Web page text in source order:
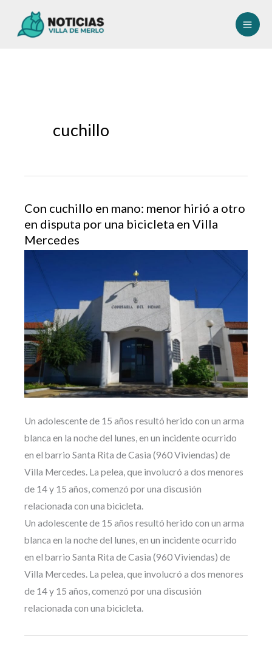
cuchillo
Con cuchillo en mano: menor hirió a otro
en disputa por una bicicleta en Villa
Mercedes
Un adolescente de 15 años resultó herido con un arma
blanca en la noche del lunes, en un incidente ocurrido
en el barrio Santa Rita de Casia (960 Viviendas) de
Villa Mercedes. La pelea, que involucró a dos menores
de 14 y 15 años, comenzó por una discusión
relacionada con una bicicleta.
Un adolescente de 15 años resultó herido con un arma
blanca en la noche del lunes, en un incidente ocurrido
en el barrio Santa Rita de Casia (960 Viviendas) de
Villa Mercedes. La pelea, que involucró a dos menores
de 14 y 15 años, comenzó por una discusión
relacionada con una bicicleta.